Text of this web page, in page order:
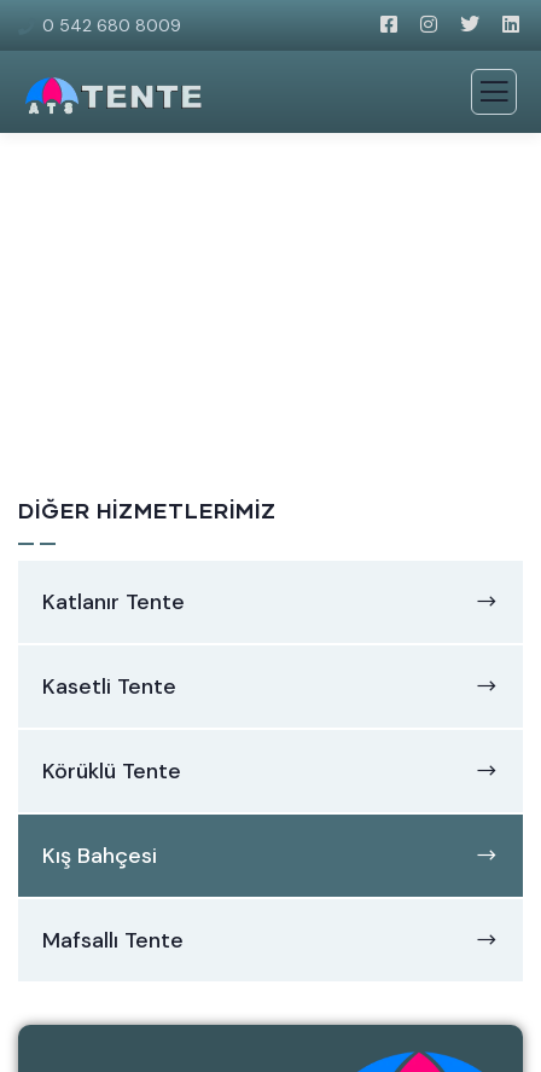
0 542 680 8009
DIĞER HIZMETLERIMIZ
Katlanır Tente
Kasetli Tente
Körüklü Tente
Kış Bahçesi
Mafsallı Tente